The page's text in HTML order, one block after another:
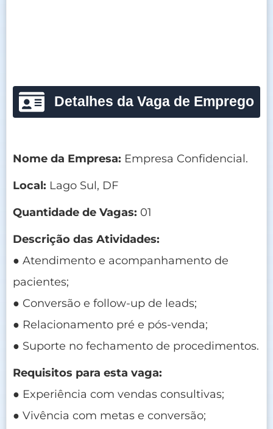
Detalhes da Vaga de Emprego
Nome da Empresa: Empresa Confidencial.
Local: Lago Sul, DF
Quantidade de Vagas: 01
Descrição das Atividades:
● Atendimento e acompanhamento de
pacientes;
● Conversão e follow-up de leads;
● Relacionamento pré e pós-venda;
● Suporte no fechamento de procedimentos.
Requisitos para esta vaga:
● Experiência com vendas consultivas;
● Vivência com metas e conversão;